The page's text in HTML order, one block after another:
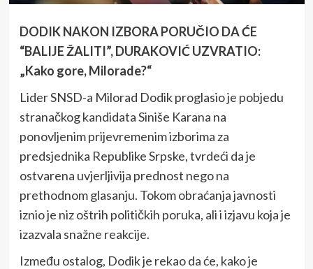
DODIK NAKON IZBORA PORUČIO DA ĆE
“BALIJE ŽALITI”, DURAKOVIĆ UZVRATIO:
„Kako gore, Milorade?“
Lider SNSD-a Milorad Dodik proglasio je pobjedu
stranačkog kandidata Siniše Karana na
ponovljenim prijevremenim izborima za
predsjednika Republike Srpske, tvrdeći da je
ostvarena uvjerljivija prednost nego na
prethodnom glasanju. Tokom obraćanja javnosti
iznio je niz oštrih političkih poruka, ali i izjavu koja je
izazvala snažne reakcije.
Između ostalog, Dodik je rekao da će, kako je